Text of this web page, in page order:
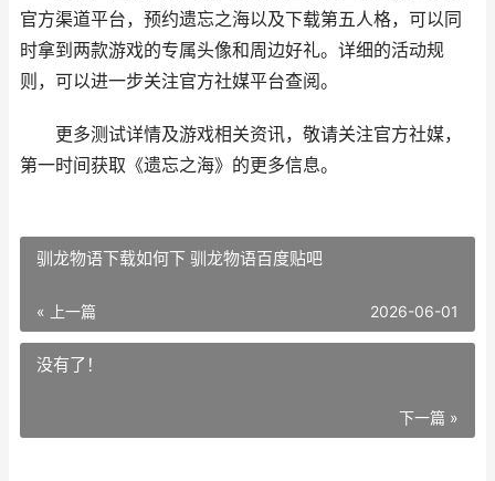
官方渠道平台，预约遗忘之海以及下载第五人格，可以同
时拿到两款游戏的专属头像和周边好礼。详细的活动规
则，可以进一步关注官方社媒平台查阅。
更多测试详情及游戏相关资讯，敬请关注官方社媒，
第一时间获取《遗忘之海》的更多信息。
驯龙物语下载如何下 驯龙物语百度贴吧
« 上一篇 2026-06-01
没有了！
下一篇 »